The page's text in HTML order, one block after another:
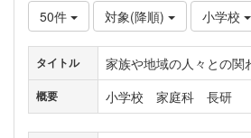
50件 対象(降順) 小学校
タイトル 家族や地域の人々との関
概要 小学校 家庭科 長研